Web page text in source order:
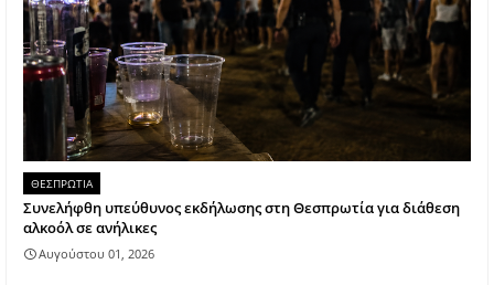
ΘΕΣΠΡΩΤΙΑ
Συνελήφθη υπεύθυνος εκδήλωσης στη Θεσπρωτία για διάθεση
αλκοόλ σε ανήλικες
Αυγούστου 01, 2026